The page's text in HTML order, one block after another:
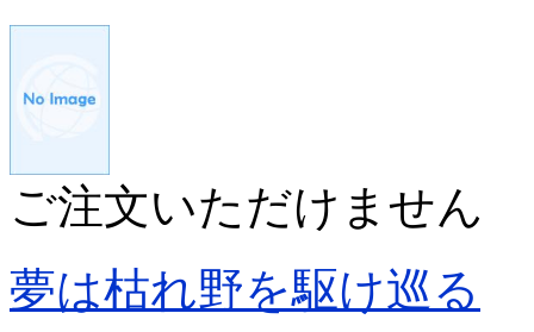
ご注文いただけません
夢は枯れ野を駆け巡る